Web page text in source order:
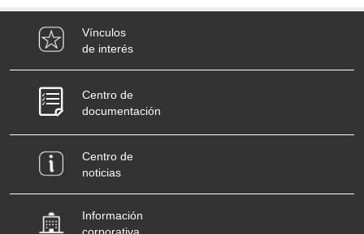
Vínculos
de interés
Centro de
documentación
Centro de
noticias
Información